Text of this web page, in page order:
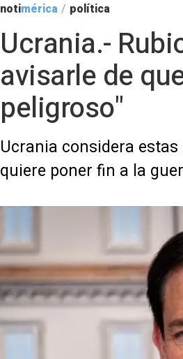
notimérica / política
Ucrania.-
avisarle de
peligroso"
Ucrania considera
quiere poner fin a la